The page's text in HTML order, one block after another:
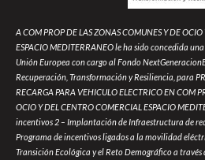
A COM PROP DE LAS ZONAS COMUNES Y DE
ESPACIO MEDITERRANEO le ha sido concedida
Unión Europea con cargo al Fondo
Recuperación, Transformación y Resiliencia, para
RECARGA PARA VEHICULO ELECTRICO EN COM
OCIO Y DEL CENTRO COMERCIAL ESPACIO
incentivos 2 – Implantación de Infraestructura de
Programa de incentivos ligados a la movilidad
Transición Ecológica y el Reto Demográfico a través